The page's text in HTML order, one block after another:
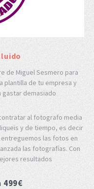
de Miguel Sesmero para
plantilla de tu empresa y
demasiado
al fotografo media
y de tiempo, es decir
las fotos en
las fotografías. Con
resultados